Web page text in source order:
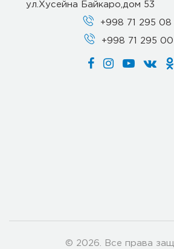
ул.Хусейна Байкаро,дом 53
+998 71 295 08
+998 71 295 00
© 2026. Все права